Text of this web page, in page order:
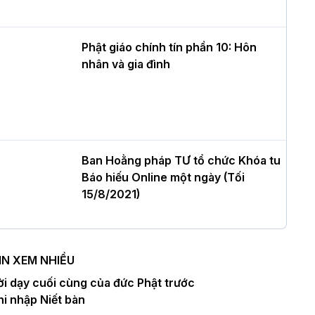
tại chùa Bằng
thượng Thích Quảng Tùng tái đắc
nhiệm kỳ 2026 – 2031
tọa Thích Tâm Chính được suy
tân Trưởng ban Trị sự GHPGVN tỉnh
Phật giáo chính tín phần 10: Hôn
nhân và gia đình
Ban Hoằng pháp TƯ tổ chức Khóa tu
Báo hiếu Online một ngày (Tối
15/8/2021)
Báo hiếu Online một ngày (Chiều
15/8/2021)
XEM NHIỀU
dạy cuối cùng của đức Phật trước
nhập Niết bàn